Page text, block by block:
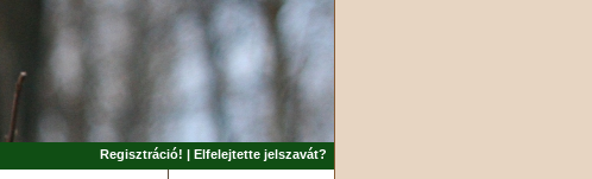
Regisztráció! | Elfelejtette jelszavát?